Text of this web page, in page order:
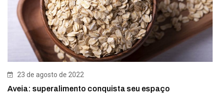
23 de agosto de 2022
Aveia: superalimento conquista seu espaço